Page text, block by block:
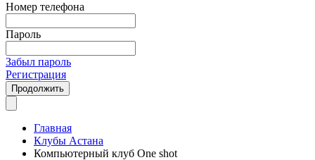
Номер телефона
Пароль
Забыл пароль
Регистрация
Продолжить
Главная
Клубы Астана
Компьютерный клуб One shot